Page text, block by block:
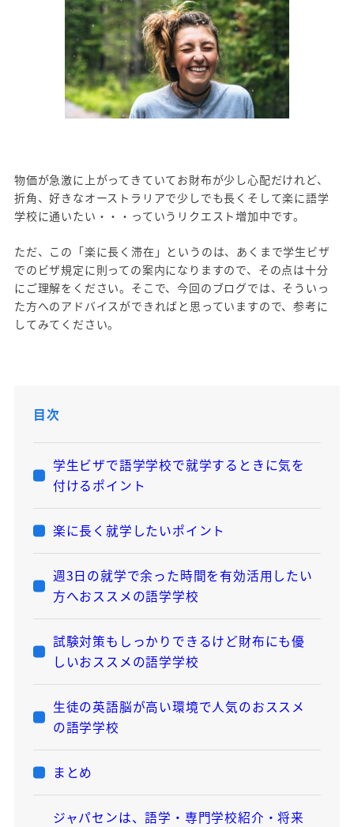
物価が急激に上がってきていてお財布が少し心配だけれど、
折角、好きなオーストラリアで少しでも長くそして楽に語学
学校に通いたい・・・っていうリクエスト増加中です。
ただ、この「楽に長く滞在」というのは、あくまで学生ビザ
でのビザ規定に則っての案内になりますので、その点は十分
にご理解をください。そこで、今回のブログでは、そういっ
た方へのアドバイスができればと思っていますので、参考に
してみてください。
目次
学生ビザで語学学校で就学するときに気を
付けるポイント
楽に長く就学したいポイント
週3日の就学で余った時間を有効活用したい
方へおススメの語学学校
試験対策もしっかりできるけど財布にも優
しいおススメの語学学校
生徒の英語脳が高い環境で人気のおススメ
の語学学校
まとめ
ジャパセンは、語学・専門学校紹介・将来